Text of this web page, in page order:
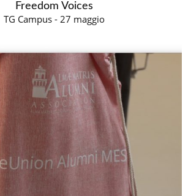
Freedom Voices
TG Campus - 27 maggio